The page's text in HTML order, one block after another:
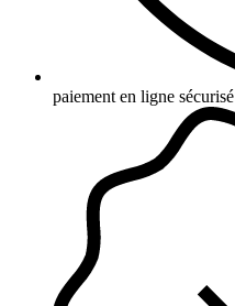
paiement en ligne sécurisé